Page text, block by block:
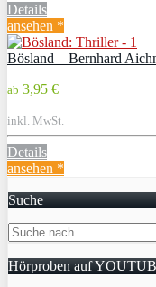
Details
ansehen *
Bösland – Bernhard
ab 3,95 €
inkl. MwSt.
Details
ansehen *
Suche
Hörproben auf